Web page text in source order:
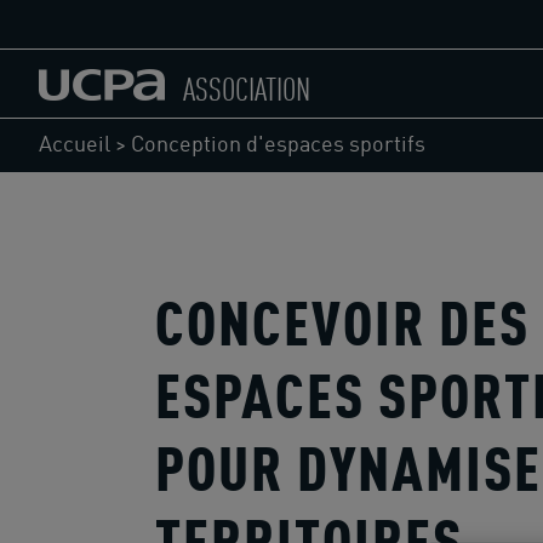
ASSOCIATION
Accueil > Conception d'espaces sportifs
CONCEVOIR DES
ESPACES
POUR